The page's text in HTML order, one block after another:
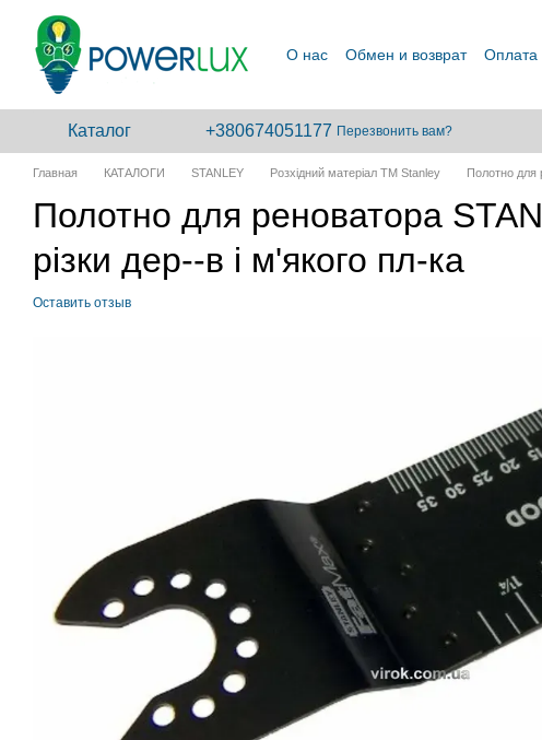
Перейти к основному контенту
О нас Обмен и возврат Оплата
Каталог +380674051177 Перезвонить вам?
Главная КАТАЛОГИ STANLEY Розхідний матеріал ТМ Stanley Полотно для
Полотно для реноватора
різки дер--в і м'якого пл-ка
Оставить отзыв